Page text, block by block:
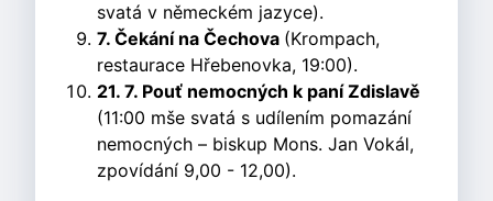
svatá v německém jazyce).
7. Čekání na Čechova (Krompach,
restaurace Hřebenovka, 19:00).
21. 7. Pouť nemocných k paní Zdislavě
(11:00 mše svatá s udílením pomazání
nemocných – biskup Mons. Jan Vokál,
zpovídání 9,00 - 12,00).